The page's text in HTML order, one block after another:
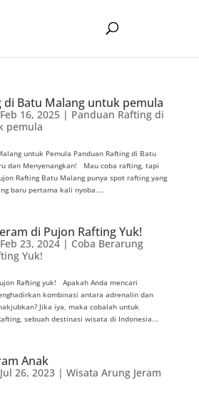
di Batu Malang untuk pemula
Feb 16, 2025| Panduan Rafting di
pemula
untuk Pemula Panduan Rafting di Batu
dan Menyenangkan! Mau coba rafting, tapi
Rafting Batu Malang punya spot rafting yang
baru pertama kali nyoba....
di Pujon Rafting Yuk!
Feb 23, 2024| Coba Berarung
Yuk!
Rafting yuk! Apakah Anda mencari
kombinasi antara adrenalin dan
Jika iya, maka cobalah untuk
sebuah destinasi wisata di Indonesia...
Anak
Jul 26, 2023| Wisata Arung Jeram